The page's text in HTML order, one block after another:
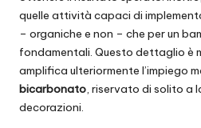
quelle attività capaci di
– organiche e non – che per un
fondamentali. Questo dettaglio è
amplifica ulteriormente l’impiego
bicarbonato, riservato di solito a
decorazioni.